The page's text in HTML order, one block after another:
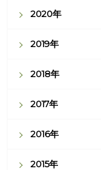
2020年
2019年
2018年
2017年
2016年
2015年